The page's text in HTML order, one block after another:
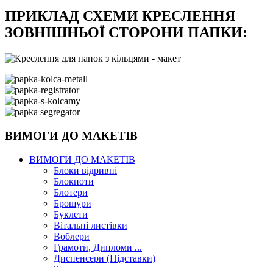
ПРИКЛАД СХЕМИ КРЕСЛЕННЯ
ЗОВНІШНЬОЇ СТОРОНИ ПАПКИ:
ВИМОГИ ДО МАКЕТІВ
ВИМОГИ ДО МАКЕТІВ
Блоки відривні
Блокноти
Блотери
Брошури
Буклети
Вітальні листівки
Воблери
Грамоти, Дипломи ...
Диспенсери (Підставки)